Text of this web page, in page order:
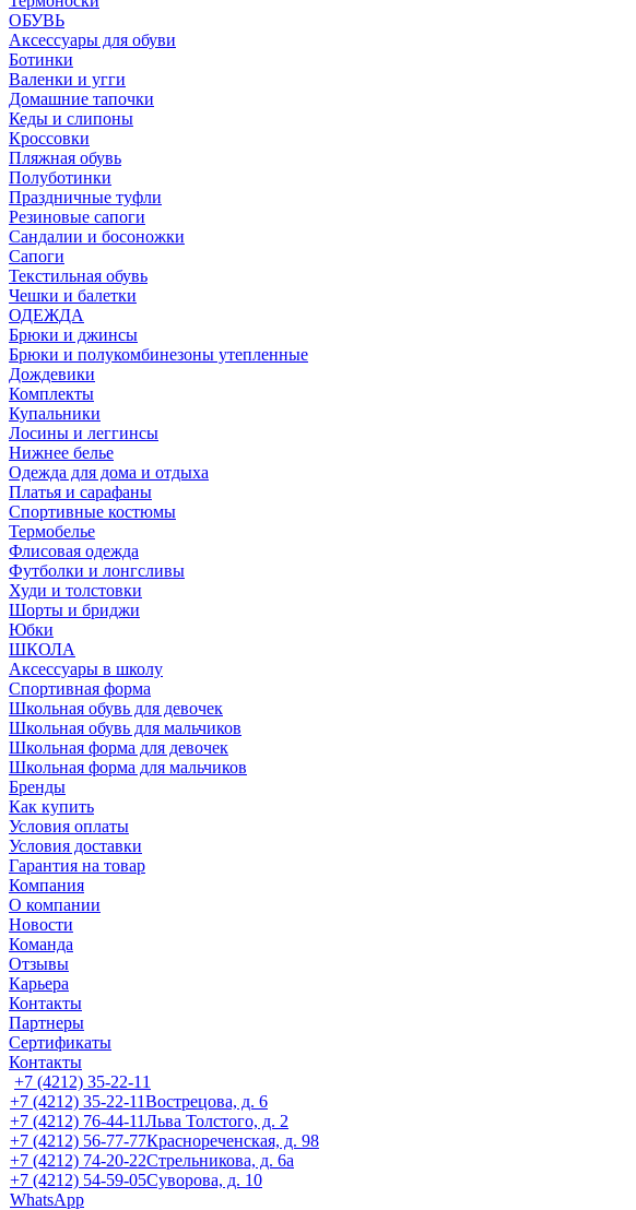
ОБУВЬ
Аксессуары для обуви
Ботинки
Валенки и угги
Домашние тапочки
Кеды и слипоны
Кроссовки
Пляжная обувь
Полуботинки
Праздничные туфли
Резиновые сапоги
Сандалии и босоножки
Сапоги
Текстильная обувь
Чешки и балетки
ОДЕЖДА
Брюки и джинсы
Брюки и полукомбинезоны утепленные
Дождевики
Комплекты
Купальники
Лосины и леггинсы
Нижнее белье
Одежда для дома и отдыха
Платья и сарафаны
Спортивные костюмы
Термобелье
Флисовая одежда
Футболки и лонгсливы
Худи и толстовки
Шорты и бриджи
Юбки
ШКОЛА
Аксессуары в школу
Спортивная форма
Школьная обувь для девочек
Школьная обувь для мальчиков
Школьная форма для девочек
Школьная форма для мальчиков
Бренды
Как купить
Условия оплаты
Условия доставки
Гарантия на товар
Компания
О компании
Новости
Команда
Отзывы
Карьера
Контакты
Партнеры
Сертификаты
Контакты
+7 (4212) 35-22-11
+7 (4212) 35-22-11Вострецова, д. 6
+7 (4212) 76-44-11Льва Толстого, д. 2
+7 (4212) 56-77-77Краснореченская, д. 98
+7 (4212) 74-20-22Стрельникова, д. 6а
+7 (4212) 54-59-05Суворова, д. 10
WhatsApp